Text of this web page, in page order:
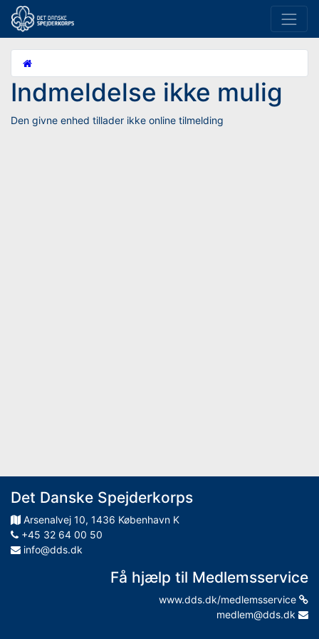
Indmeldelse ikke mulig
Den givne enhed tillader ikke online tilmelding
Det Danske Spejderkorps
Arsenalvej 10, 1436 København K
+45 32 64 00 50
info@dds.dk
Få hjælp til Medlemsservice
www.dds.dk/medlemsservice
medlem@dds.dk